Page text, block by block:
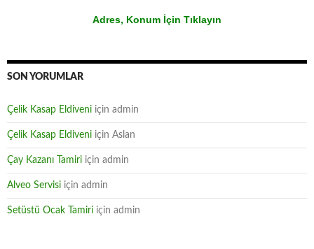
Adres, Konum İçin Tıklayın
SON YORUMLAR
Çelik Kasap Eldiveni için admin
Çelik Kasap Eldiveni için Aslan
Çay Kazanı Tamiri için admin
Alveo Servisi için admin
Setüstü Ocak Tamiri için admin